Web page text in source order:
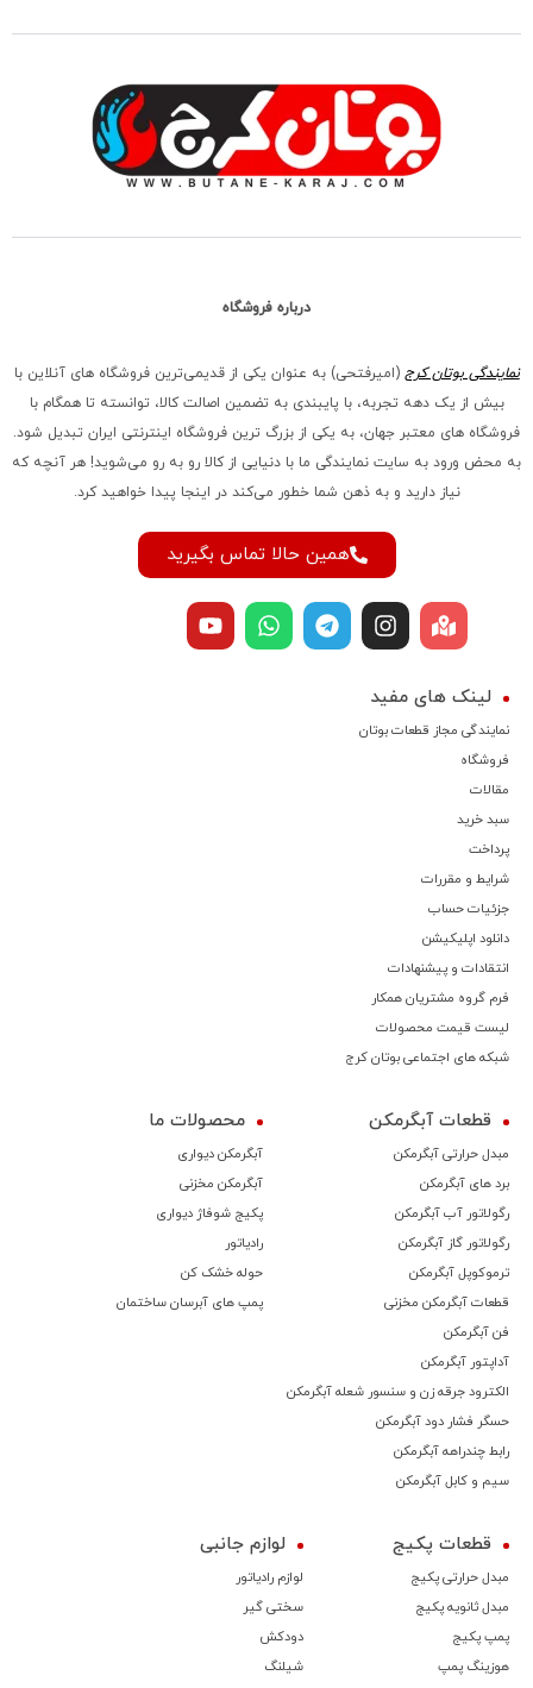
درباره فروشگاه
نمایندگی بوتان کرج (امیرفتحی) به عنوان یکی از قدیمی‌ترین فروشگاه های آنلاین با
بیش از یک دهه تجربه، با پایبندی به تضمین اصالت کالا، توانسته تا همگام با
فروشگاه‌ های معتبر جهان، به یکی از بزرگ‌ ترین فروشگاه اینترنتی ایران تبدیل شود.
به محض ورود به سایت نمایندگی ما با دنیایی از کالا رو به رو می‌شوید! هر آنچه که
نیاز دارید و به ذهن شما خطور می‌کند در اینجا پیدا خواهید کرد.
همین حالا تماس بگیرید
لینک های مفید
نمایندگی مجاز قطعات بوتان
فروشگاه
مقالات
سبد خرید
پرداخت
شرایط و مقررات
جزئیات حساب
دانلود اپلیکیشن
انتقادات و پیشنهادات
فرم گروه مشتریان همکار
لیست قیمت محصولات
شبکه های اجتماعی بوتان کرج
قطعات آبگرمکن
مبدل حرارتی آبگرمکن
برد های آبگرمکن
رگولاتور آب آبگرمکن
رگولاتور گاز آبگرمکن
ترموكوپل آبگرمکن
قطعات آبگرمکن مخزنی
فن آبگرمکن
آداپتور آبگرمکن
الکترود جرقه زن و سنسور شعله آبگرمکن
حسگر فشار دود آبگرمکن
رابط چندراهه آبگرمکن
سیم و کابل آبگرمکن
محصولات ما
آبگرمکن دیواری
آبگرمکن مخزنی
پکیج شوفاژ دیواری
رادیاتور
حوله خشک کن
پمپ های آبرسان ساختمان
قطعات پکیج
مبدل حرارتی پکیج
مبدل ثانویه پکیج
پمپ پکیج
هوزینگ پمپ
لوازم جانبی
لوازم رادیاتور
سختی گیر
دودکش
شیلنگ